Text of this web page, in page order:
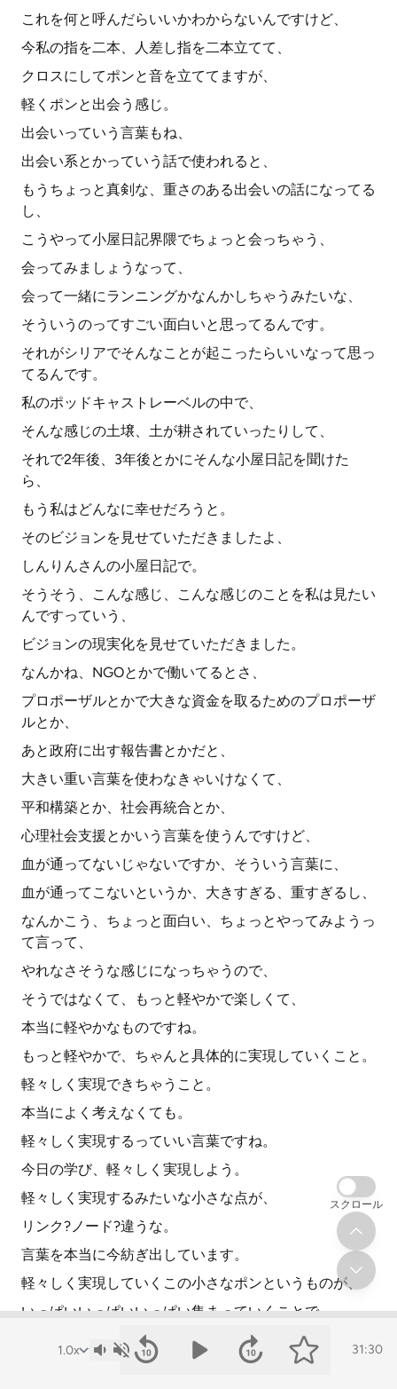
これを何と呼んだらいいかわからないんですけど、
今私の指を二本、人差し指を二本立てて、
クロスにしてポンと音を立ててますが、
軽くポンと出会う感じ。
出会いっていう言葉もね、
出会い系とかっていう話で使われると、
もうちょっと真剣な、重さのある出会いの話になってる
し、
こうやって小屋日記界隈でちょっと会っちゃう、
会ってみましょうなって、
会って一緒にランニングかなんかしちゃうみたいな、
そういうのってすごい面白いと思ってるんです。
それがシリアでそんなことが起こったらいいなって思っ
てるんです。
私のポッドキャストレーベルの中で、
そんな感じの土壌、土が耕されていったりして、
それで2年後、3年後とかにそんな小屋日記を聞けた
ら、
もう私はどんなに幸せだろうと。
そのビジョンを見せていただきましたよ、
しんりんさんの小屋日記で。
そうそう、こんな感じ、こんな感じのことを私は見たい
んですっていう、
ビジョンの現実化を見せていただきました。
なんかね、NGOとかで働いてるとさ、
プロポーザルとかで大きな資金を取るためのプロポーザ
ルとか、
あと政府に出す報告書とかだと、
大きい重い言葉を使わなきゃいけなくて、
平和構築とか、社会再統合とか、
心理社会支援とかいう言葉を使うんですけど、
血が通ってないじゃないですか、そういう言葉に、
血が通ってこないというか、大きすぎる、重すぎるし、
なんかこう、ちょっと面白い、ちょっとやってみようっ
て言って、
やれなさそうな感じになっちゃうので、
そうではなくて、もっと軽やかで楽しくて、
本当に軽やかなものですね。
もっと軽やかで、ちゃんと具体的に実現していくこと。
軽々しく実現できちゃうこと。
本当によく考えなくても。
軽々しく実現するっていい言葉ですね。
今日の学び、軽々しく実現しよう。
軽々しく実現するみたいな小さな点が、
リンク?ノード?違うな。
言葉を本当に今紡ぎ出しています。
軽々しく実現していくこの小さなポンというものが、
いっぱいいっぱいいっぱい集まっていくことで、
安心できる社会が。
本当に言葉と空気感というものを合わせるのが難しいで
31:30
スクロール